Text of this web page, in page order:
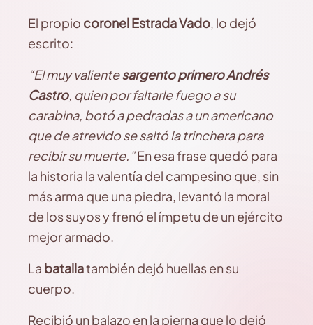
El propio coronel Estrada Vado, lo dejó
escrito:
“El muy valientesargento primero Andrés
Castro, quien por faltarle fuego a su
carabina, botó a pedradas a un americano
que de atrevido se saltó la trinchera para
recibir su muerte.”En esa frase quedó para
la historia la valentía del campesino que, sin
más arma que una piedra, levantó la moral
de los suyos y frenó el ímpetu de un ejército
mejor armado.
La batallatambién dejó huellas en su
cuerpo.
Recibió un balazo en la pierna que lo dejó